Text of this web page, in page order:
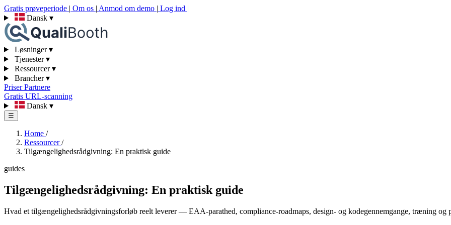
Gratis prøveperiode | Om os | Anmod om demo | Log ind |
Dansk ▾
Løsninger▾
Tjenester▾
Ressourcer▾
Brancher▾
PriserPartnere
Gratis URL-scanning
Dansk ▾
☰
Home /
Ressourcer/
Tilgængelighedsrådgivning: En praktisk guide
guides
Tilgængelighedsrådgivning: En praktisk guide
Hvad et tilgængelighedsrådgivningsforløb reelt leverer — EAA-parathed, compliance-roadmaps, design- og kodegennemgange, træning og